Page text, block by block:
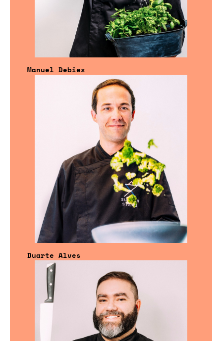
Manuel Debiez
Duarte Alves